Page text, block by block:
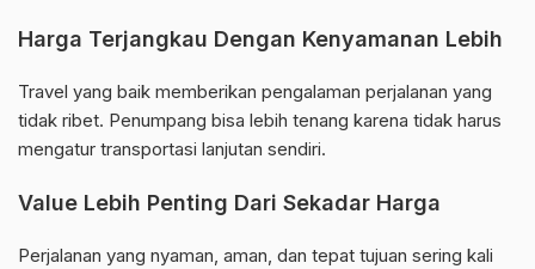
Harga Terjangkau Dengan Kenyamanan Lebih
Travel yang baik memberikan pengalaman perjalanan yang
tidak ribet. Penumpang bisa lebih tenang karena tidak harus
mengatur transportasi lanjutan sendiri.
Value Lebih Penting Dari Sekadar Harga
Perjalanan yang nyaman, aman, dan tepat tujuan sering kali